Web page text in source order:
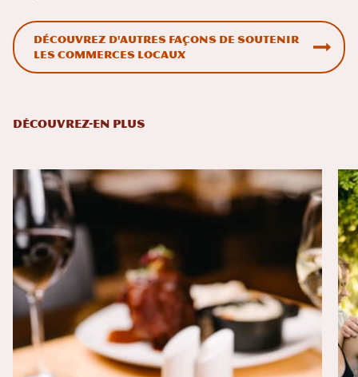
Découvrez d'autres façons de soutenir
les commerces locaux
DÉCOUVREZ-EN PLUS